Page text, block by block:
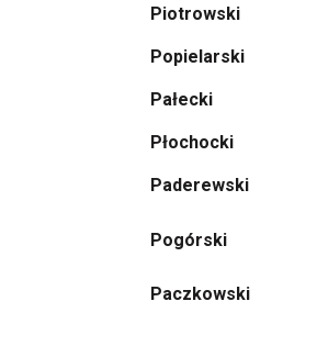
Piotrowski
Popielarski
Pałecki
Płochocki
Paderewski
Pogórski
Paczkowski